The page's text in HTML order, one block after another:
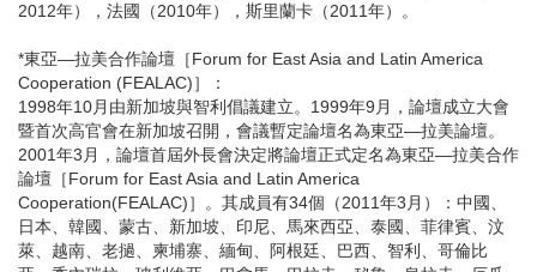
2012年），法國（2010年），斯里蘭卡（2011年）。
*東亞—拉美合作論壇［Forum for East Asia and Latin America
Cooperation (FEALAC)］：
1998年10月由新加坡與智利倡議建立。1999年9月，論壇成立大會
暨首次高官會在新加坡召開，會議暫定論壇名為東亞—拉美論壇。
2001年3月，論壇首屆外長會決定將論壇正式定名為東亞—拉美合作
論壇［Forum for East Asia and Latin America
Cooperation(FEALAC)］。其成員有34個（2011年3月）：中國、
日本、韓國、蒙古、新加坡、印尼、馬來西亞、泰國、菲律賓、汶
萊、越南、老撾、柬埔寨、緬甸、阿根廷、巴西、智利、哥倫比